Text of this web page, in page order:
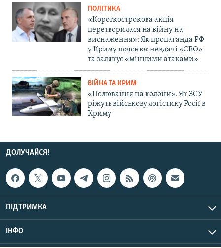
ПОЛІТИКА
«Короткострокова акція
перетворилася на війну на
виснаження»: Як пропаганда РФ
у Криму пояснює невдачі «СВО»
та залякує «мінними атаками»
ВІЙНА ТА КРИМ
«Полювання на колони». Як ЗСУ
ріжуть військову логістику Росії в
Криму
ДОЛУЧАЙСЯ!
ПІДТРИМКА
ІНФО